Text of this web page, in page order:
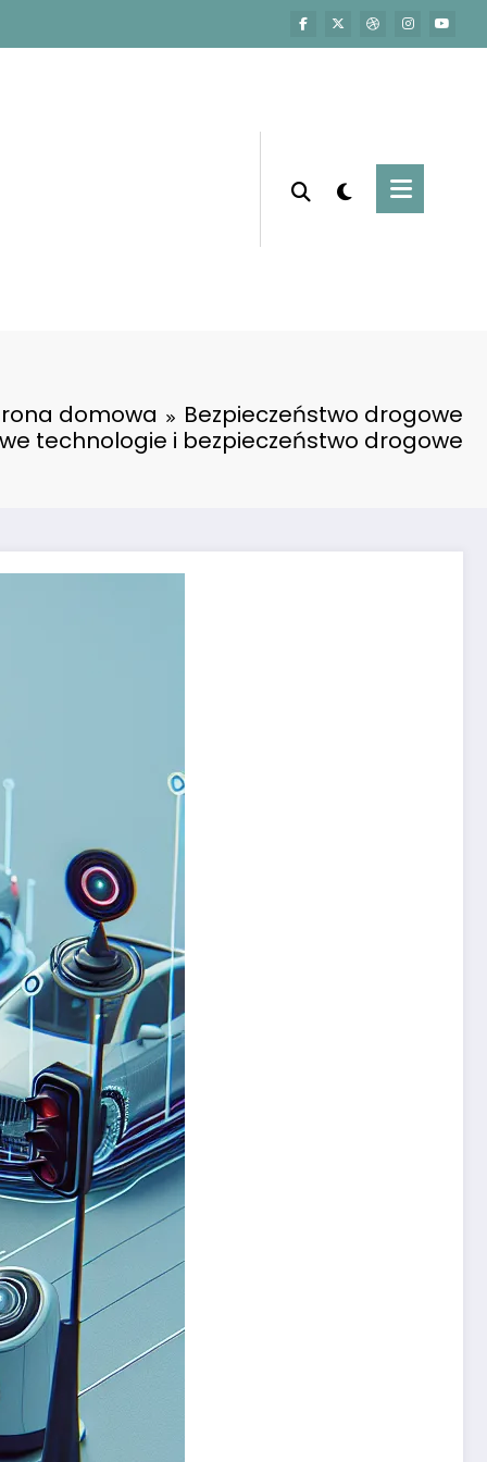
domowa
Bezpieczeństwo drogowe
technologie i bezpieczeństwo drogowe